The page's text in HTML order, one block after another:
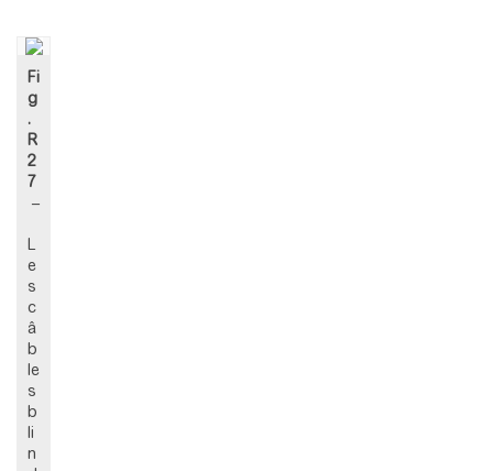
Fi
g
.
R
2
7
–
L
e
s
c
â
b
le
s
b
li
n